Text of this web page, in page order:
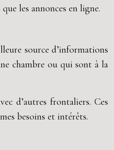
les annonces en ligne.
source d’informations
chambre ou qui sont à la
d’autres frontaliers. Ces
besoins et intérêts.